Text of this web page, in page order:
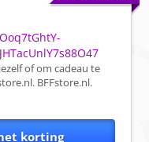
of om cadeau te
BFFstore.nl.
korting